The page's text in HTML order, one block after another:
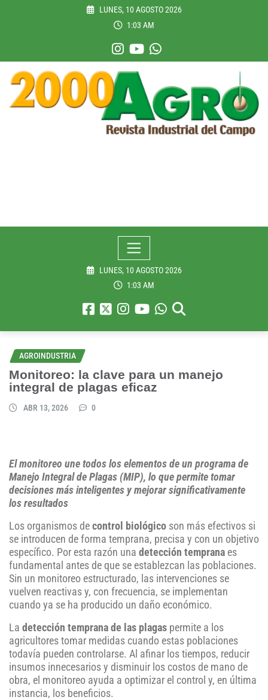
LUNES, 10 AGOSTO 2026
1:03 AM
LUNES, 10 AGOSTO 2026
1:03 AM
AGROINDUSTRIA
Monitoreo: la clave para un manejo
integral de plagas eficaz
ABR 13, 2026 0
El monitoreo une todos los elementos de un programa de
Manejo Integral de Plagas (MIP), lo que permite tomar
decisiones más inteligentes y mejorar significativamente
los resultados
Los organismos de control biológico son más efectivos si
se introducen de forma temprana, precisa y con un objetivo
específico. Por esta razón una detección temprana es
fundamental antes de que se establezcan las poblaciones.
Sin un monitoreo estructurado, las intervenciones se
vuelven reactivas y, con frecuencia, se implementan
cuando ya se ha producido un daño económico.
La detección temprana de las plagas permite a los
agricultores tomar medidas cuando estas poblaciones
todavía pueden controlarse. Al afinar los tiempos, reducir
insumos innecesarios y disminuir los costos de mano de
obra, el monitoreo ayuda a optimizar el control y, en última
instancia, los beneficios.